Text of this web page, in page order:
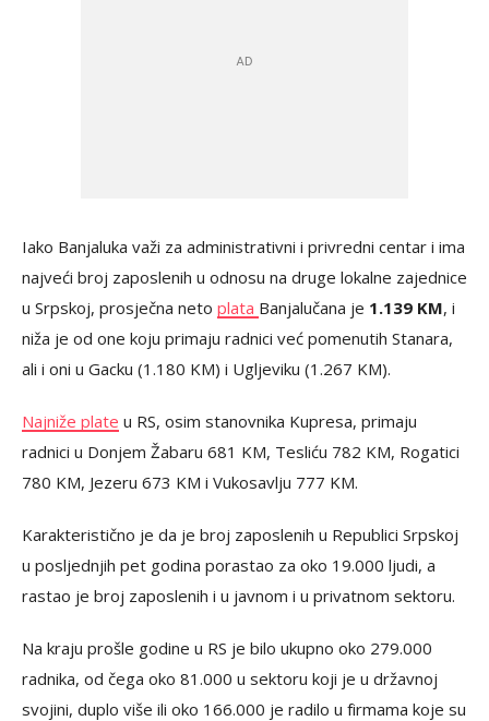
Iako Banjaluka važi za administrativni i privredni centar i ima
najveći broj zaposlenih u odnosu na druge lokalne zajednice
u Srpskoj, prosječna neto plata Banjalučana je 1.139 KM, i
niža je od one koju primaju radnici već pomenutih Stanara,
ali i oni u Gacku (1.180 KM) i Ugljeviku (1.267 KM).
Najniže plate u RS, osim stanovnika Kupresa, primaju
radnici u Donjem Žabaru 681 KM, Tesliću 782 KM, Rogatici
780 KM, Jezeru 673 KM i Vukosavlju 777 KM.
Karakteristično je da je broj zaposlenih u Republici Srpskoj
u posljednjih pet godina porastao za oko 19.000 ljudi, a
rastao je broj zaposlenih i u javnom i u privatnom sektoru.
Na kraju prošle godine u RS je bilo ukupno oko 279.000
radnika, od čega oko 81.000 u sektoru koji je u državnoj
svojini, duplo više ili oko 166.000 je radilo u firmama koje su